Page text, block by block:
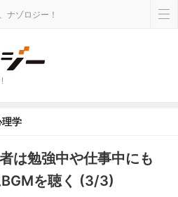
ナゾロジー！
理学
は勉強中や仕事中にも
を聴く (3/3)